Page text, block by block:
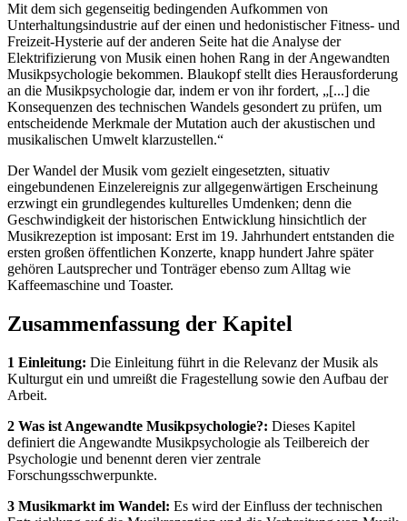
Mit dem sich gegenseitig bedingenden Aufkommen von
Unterhaltungsindustrie auf der einen und hedonistischer Fitness- und
Freizeit-Hysterie auf der anderen Seite hat die Analyse der
Elektrifizierung von Musik einen hohen Rang in der Angewandten
Musikpsychologie bekommen. Blaukopf stellt dies Herausforderung
an die Musikpsychologie dar, indem er von ihr fordert, „[...] die
Konsequenzen des technischen Wandels gesondert zu prüfen, um
entscheidende Merkmale der Mutation auch der akustischen und
musikalischen Umwelt klarzustellen.“
Der Wandel der Musik vom gezielt eingesetzten, situativ
eingebundenen Einzelereignis zur allgegenwärtigen Erscheinung
erzwingt ein grundlegendes kulturelles Umdenken; denn die
Geschwindigkeit der historischen Entwicklung hinsichtlich der
Musikrezeption ist imposant: Erst im 19. Jahrhundert entstanden die
ersten großen öffentlichen Konzerte, knapp hundert Jahre später
gehören Lautsprecher und Tonträger ebenso zum Alltag wie
Kaffeemaschine und Toaster.
Zusammenfassung der Kapitel
1 Einleitung: Die Einleitung führt in die Relevanz der Musik als
Kulturgut ein und umreißt die Fragestellung sowie den Aufbau der
Arbeit.
2 Was ist Angewandte Musikpsychologie?: Dieses Kapitel
definiert die Angewandte Musikpsychologie als Teilbereich der
Psychologie und benennt deren vier zentrale
Forschungsschwerpunkte.
3 Musikmarkt im Wandel: Es wird der Einfluss der technischen